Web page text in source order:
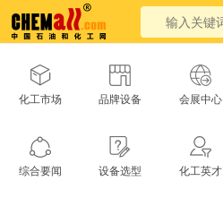
化工市场 品牌设备 会展中心
综合要闻 设备选型 化工英才